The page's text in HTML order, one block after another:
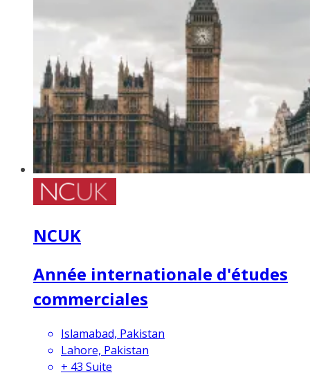
NCUK
Année internationale d'études
commerciales
Islamabad, Pakistan
Lahore, Pakistan
+ 43 Suite